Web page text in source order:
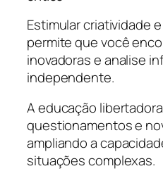
Estimular criatividade
permite que você
inovadoras e analise
independente.
A educação
questionamentos e
ampliando a
situações complexas.